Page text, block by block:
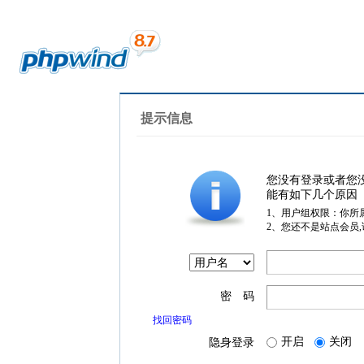
提示信息
您没有登录或者您
能有如下几个原因
1、用户组权限：你所
2、您还不是站点会员
密 码
找回密码
隐身登录 开启 关闭